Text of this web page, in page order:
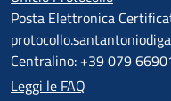
Posta Elettronica
Centralino: +39 079
Leggi le FAQ